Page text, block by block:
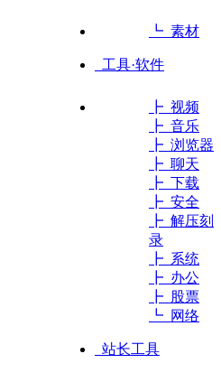
┗ 素材
工具·软件
┣ 视频
┣ 音乐
┣ 浏览器
┣ 聊天
┣ 下载
┣ 安全
┣ 解压刻
录
┣ 系统
┣ 办公
┣ 股票
┗ 网络
站长工具